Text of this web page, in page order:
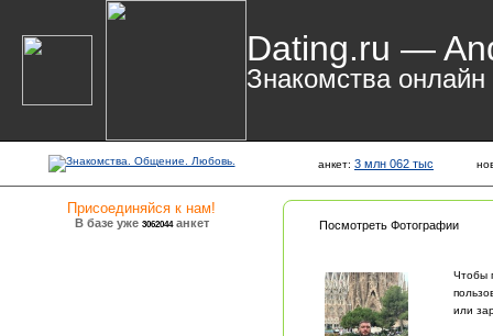
Dating.ru —
Знакомства онлайн
анкет: 3 млн 062 тыс
Присоединяйся к нам!
В базе уже 3062044анкет Посмотреть Фотографии
Чтобы
или